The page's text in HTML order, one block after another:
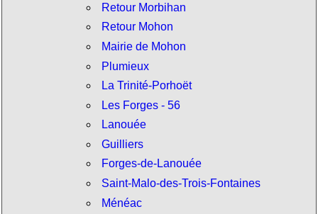
Retour Morbihan
Retour Mohon
Mairie de Mohon
Plumieux
La Trinité-Porhoët
Les Forges - 56
Lanouée
Guilliers
Forges-de-Lanouée
Saint-Malo-des-Trois-Fontaines
Ménéac